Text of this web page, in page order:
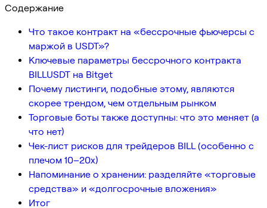
Содержание
Что такое контракт на «бессрочные фьючерсы с
маржой в USDT»?
Ключевые параметры бессрочного контракта
BILLUSDT на Bitget
Почему листинги, подобные этому, являются
скорее трендом, чем отдельным рынком
Торговые боты также доступны: что это меняет (а
что нет)
Чек-лист рисков для трейдеров BILL (особенно с
плечом 10–20x)
Напоминание о хранении: разделяйте «торговые
средства» и «долгосрочные вложения»
Итог